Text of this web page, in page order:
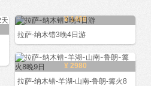
¥ 1460
拉萨-纳木错3晚4日游
¥ 2980
拉萨-纳木错-羊湖-山南-鲁朗-篝火8